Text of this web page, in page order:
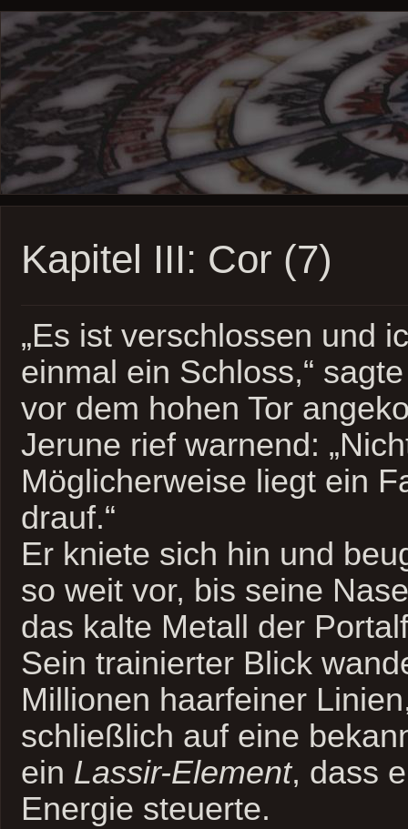
Kapitel III: Cor (7)
„Es ist verschlossen und
einmal ein Schloss,“
vor dem hohen Tor
Jerune rief warnend:
Möglicherweise liegt ein
drauf.“
Er kniete sich hin und
so weit vor, bis seine
das kalte Metall der
Sein trainierter Blick
Millionen haarfeiner
schließlich auf eine
ein Lassir-Element, dass
Energie steuerte.